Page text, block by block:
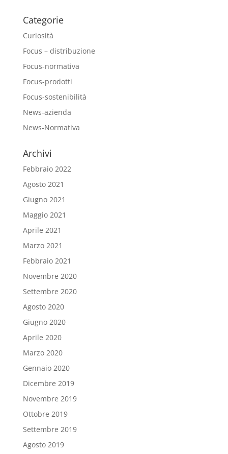
Categorie
Curiosità
Focus – distribuzione
Focus-normativa
Focus-prodotti
Focus-sostenibilità
News-azienda
News-Normativa
Archivi
Febbraio 2022
Agosto 2021
Giugno 2021
Maggio 2021
Aprile 2021
Marzo 2021
Febbraio 2021
Novembre 2020
Settembre 2020
Agosto 2020
Giugno 2020
Aprile 2020
Marzo 2020
Gennaio 2020
Dicembre 2019
Novembre 2019
Ottobre 2019
Settembre 2019
Agosto 2019